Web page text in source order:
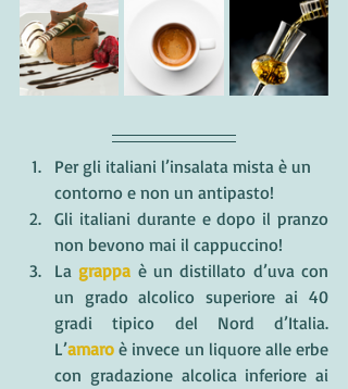
Per gli italiani l’insalata mista è un
contorno e non un antipasto!
Gli italiani durante e dopo il pranzo
non bevono mai il cappuccino!
La grappa è un distillato d’uva con
un grado alcolico superiore ai 40
gradi tipico del Nord d’Italia.
L’amaro è invece un liquore alle erbe
con gradazione alcolica inferiore ai